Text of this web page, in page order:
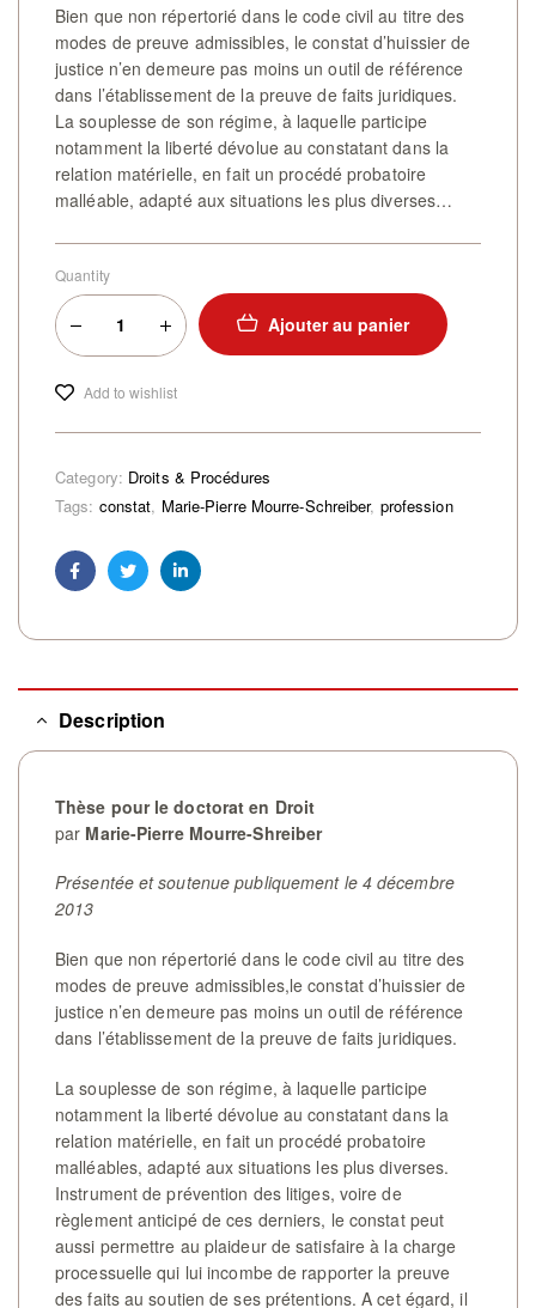
Bien que non répertorié dans le code civil au titre des
modes de preuve admissibles, le constat d’huissier de
justice n’en demeure pas moins un outil de référence
dans l’établissement de la preuve de faits juridiques.
La souplesse de son régime, à laquelle participe
notamment la liberté dévolue au constatant dans la
relation matérielle, en fait un procédé probatoire
malléable, adapté aux situations les plus diverses…
Quantity
Ajouter au panier
Add to wishlist
Category: Droits & Procédures
Tags: constat, Marie-Pierre Mourre-Schreiber, profession
FacebookTwitterLinkedin
Description
Thèse pour le doctorat en Droit
par Marie-Pierre Mourre-Shreiber
Présentée et soutenue publiquement le 4 décembre
2013
Bien que non répertorié dans le code civil au titre des
modes de preuve admissibles,le constat d’huissier de
justice n’en demeure pas moins un outil de référence
dans l’établissement de la preuve de faits juridiques.
La souplesse de son régime, à laquelle participe
notamment la liberté dévolue au constatant dans la
relation matérielle, en fait un procédé probatoire
malléables, adapté aux situations les plus diverses.
Instrument de prévention des litiges, voire de
règlement anticipé de ces derniers, le constat peut
aussi permettre au plaideur de satisfaire à la charge
processuelle qui lui incombe de rapporter la preuve
des faits au soutien de ses prétentions. A cet égard, il